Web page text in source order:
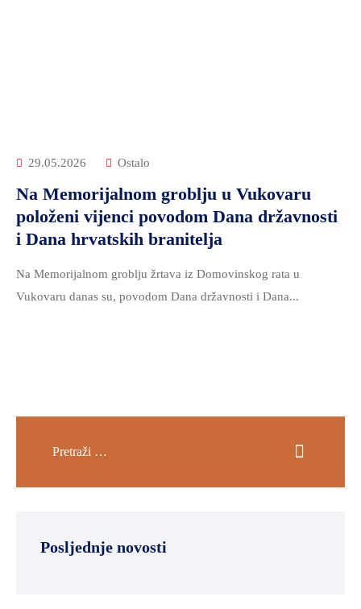
29.05.2026 Ostalo
Na Memorijalnom groblju u Vukovaru
položeni vijenci povodom Dana državnosti
i Dana hrvatskih branitelja
Na Memorijalnom groblju žrtava iz Domovinskog rata u
Vukovaru danas su, povodom Dana državnosti i Dana...
Posljednje novosti